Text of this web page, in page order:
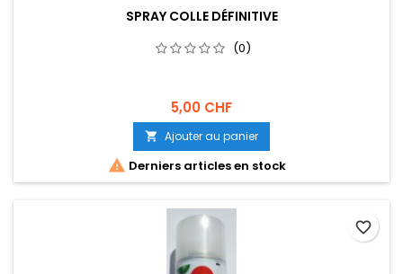
SPRAY COLLE DÉFINITIVE
(0)
5,00 CHF
 Ajouter au panier
 Derniers articles en stock
favorite_border